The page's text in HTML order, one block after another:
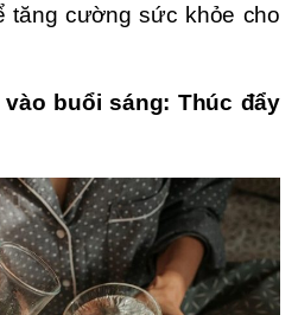
tăng cường sức khỏe cho
buổi sáng: Thúc đẩy